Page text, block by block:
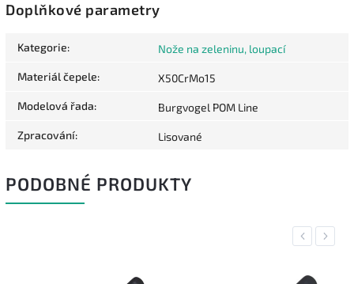
Doplňkové parametry
Kategorie: Nože na zeleninu, loupací
Materiál čepele: X50CrMo15
Modelová řada: Burgvogel POM Line
Zpracování: Lisované
PODOBNÉ PRODUKTY
Previous
Next